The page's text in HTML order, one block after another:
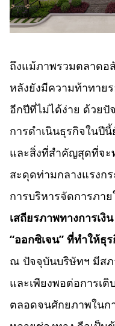
ถึงแม้ภาพรวมตลาดอ
หลังยังมีความท้าทาย
อีกปีที่ไม่ได้ง่าย ด้วยปั
การดำเนินธุรกิจในปี
และสิ่งที่สำคัญสุดที่จะ
สะดุดท่ามกลางแรงก
การบริหารจัดการภา
เสถียรภาพทางการเงิ
“ออกซิเจน” ที่ทำให้ธุ
ณ ปัจจุบันบริษัทฯ มีสภ
และเพียงพอต่อการเ
ตลอดจนศักยภาพในก